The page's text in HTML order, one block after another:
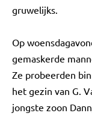
gruwelijks.
Op
gemaskerde
Ze probeerden
het gezin van G.
jongste zoon